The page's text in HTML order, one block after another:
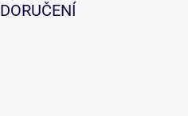
DORUČENÍ